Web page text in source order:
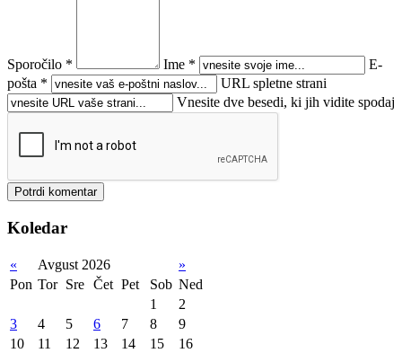
Sporočilo * Ime *
E-
pošta *
URL spletne strani
Vnesite dve besedi, ki jih vidite spodaj
Koledar
« Avgust 2026
»
Pon Tor Sre Čet Pet Sob Ned
1
2
3
4 5 6 7 8
9
10
11 12 13 14 15
16